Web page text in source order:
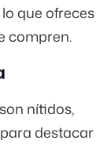
que ofreces
compren.
nítidos,
destacar